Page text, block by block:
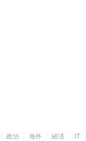
政治 海外 経済 IT